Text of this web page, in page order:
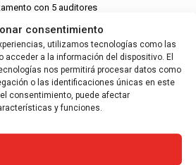
consentimiento
utilizamos tecnologías como las
acceder a la información del dispositivo. El
nos permitirá procesar datos como
o las identificaciones únicas en este
consentimiento, puede afectar
y funciones.
con 5 auditores
DE